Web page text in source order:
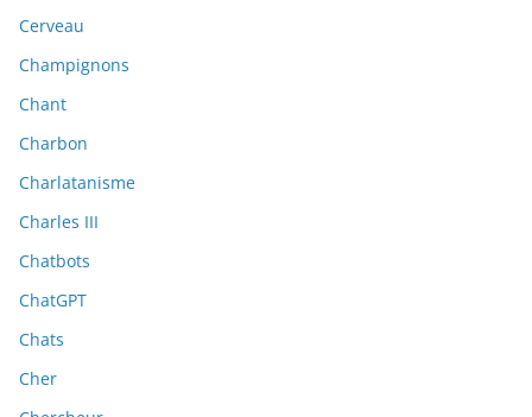
Cerveau
Champignons
Chant
Charbon
Charlatanisme
Charles III
Chatbots
ChatGPT
Chats
Cher